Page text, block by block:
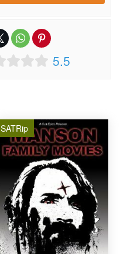
5.5
SATRip